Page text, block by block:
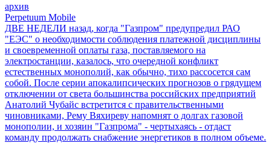
архив
Perpetuum Mobile
ДВЕ НЕДЕЛИ назад, когда "Газпром" предупредил РАО
"ЕЭС" о необходимости соблюдения платежной дисциплины
и своевременной оплаты газа, поставляемого на
электростанции, казалось, что очередной конфликт
естественных монополий, как обычно, тихо рассосется сам
собой. После серии апокалипсических прогнозов о грядущем
отключении от света большинства российских предприятий
Анатолий Чубайс встретится с правительственными
чиновниками, Рему Вяхиреву напомнят о долгах газовой
монополии, и хозяин "Газпрома" - чертыхаясь - отдаст
команду продолжать снабжение энергетиков в полном объеме.